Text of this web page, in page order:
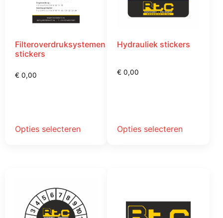
Filteroverdruksystemen
stickers
€ 0,00
Opties selecteren
Hydrauliek stickers
€ 0,00
Opties selecteren